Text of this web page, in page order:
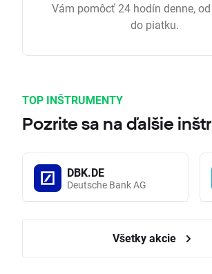
Vám pomôcť 24 hodín denne,
do piatku.
TOP INŠTRUMENTY
Pozrite sa na ďalšie
DBK.DE
Deutsche Bank AG
Všetky akcie